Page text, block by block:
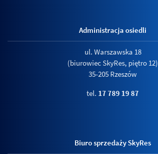
Administracja osiedli
ul. Warszawska 18
(biurowiec SkyRes, piętro 12)
35-205 Rzeszów
tel. 17 789 19 87
Biuro sprzedaży SkyRes